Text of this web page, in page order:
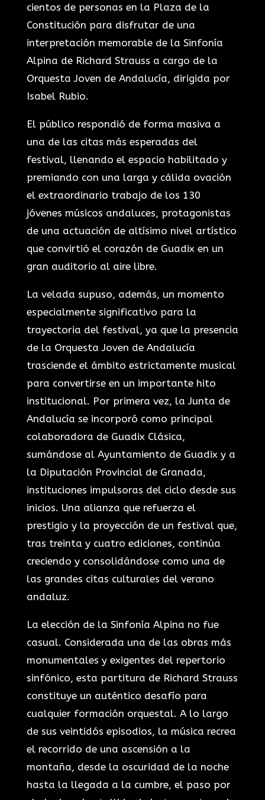
cientos de personas en la Plaza de la
Constitución para disfrutar de una
interpretación memorable de la Sinfonía
Alpina de Richard Strauss a cargo de la
Orquesta Joven de Andalucía, dirigida por
Isabel Rubio.
El público respondió de forma masiva a
una de las citas más esperadas del
festival, llenando el espacio habilitado y
premiando con una larga y cálida ovación
el extraordinario trabajo de los 130
jóvenes músicos andaluces, protagonistas
de una actuación de altísimo nivel artístico
que convirtió el corazón de Guadix en un
gran auditorio al aire libre.
La velada supuso, además, un momento
especialmente significativo para la
trayectoria del festival, ya que la presencia
de la Orquesta Joven de Andalucía
trasciende el ámbito estrictamente musical
para convertirse en un importante hito
institucional. Por primera vez, la Junta de
Andalucía se incorporó como principal
colaboradora de Guadix Clásica,
sumándose al Ayuntamiento de Guadix y a
la Diputación Provincial de Granada,
instituciones impulsoras del ciclo desde sus
inicios. Una alianza que refuerza el
prestigio y la proyección de un festival que,
tras treinta y cuatro ediciones, continúa
creciendo y consolidándose como una de
las grandes citas culturales del verano
andaluz.
La elección de la Sinfonía Alpina no fue
casual. Considerada una de las obras más
monumentales y exigentes del repertorio
sinfónico, esta partitura de Richard Strauss
constituye un auténtico desafío para
cualquier formación orquestal. A lo largo
de sus veintidós episodios, la música recrea
el recorrido de una ascensión a la
montaña, desde la oscuridad de la noche
hasta la llegada a la cumbre, el paso por